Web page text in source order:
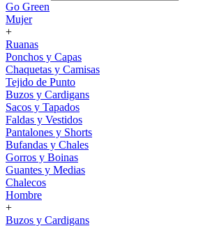
Go Green
Mujer
+
Ruanas
Ponchos y Capas
Chaquetas y Camisas
Tejido de Punto
Buzos y Cardigans
Sacos y Tapados
Faldas y Vestidos
Pantalones y Shorts
Bufandas y Chales
Gorros y Boinas
Guantes y Medias
Chalecos
Hombre
+
Buzos y Cardigans